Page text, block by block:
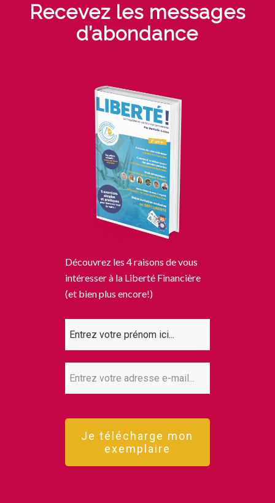
Recevez les messages
d’abondance
Découvrez les 4 raisons de vous
intéresser à la Liberté Financière
(et bien plus encore!)
Je télécharge mon
exemplaire